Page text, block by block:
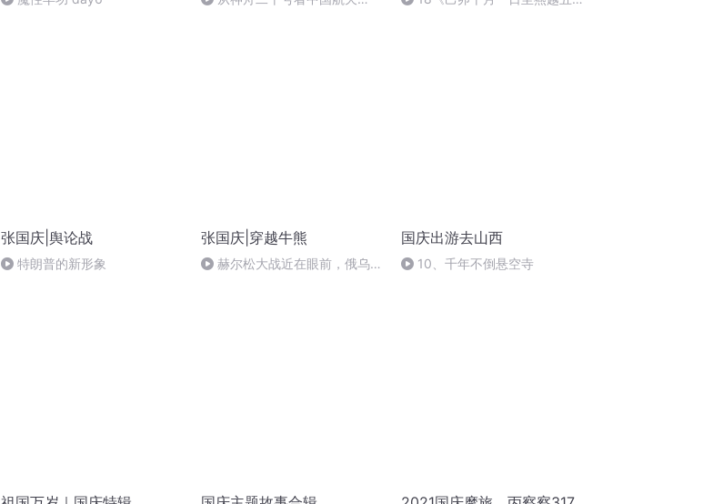
张国庆|舆论战
特朗普的新形象
张国庆|穿越牛熊
赫尔松大战近在眼前，俄乌冲
国庆出游去山西
10、千年不倒悬空寺